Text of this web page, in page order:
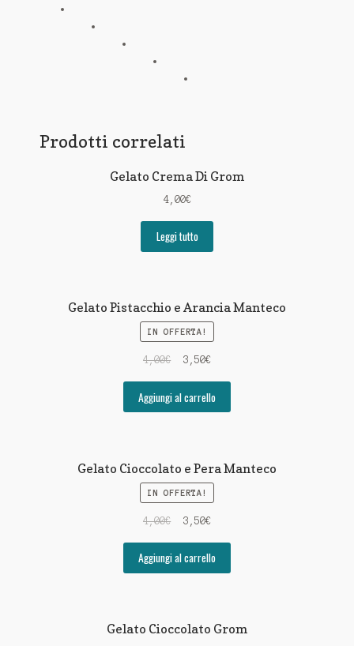
Prodotti correlati
Gelato Crema Di Grom
4,00€
Leggi tutto
Gelato Pistacchio e Arancia Manteco
IN OFFERTA!
4,00€ 3,50€
Aggiungi al carrello
Gelato Cioccolato e Pera Manteco
IN OFFERTA!
4,00€ 3,50€
Aggiungi al carrello
Gelato Cioccolato Grom